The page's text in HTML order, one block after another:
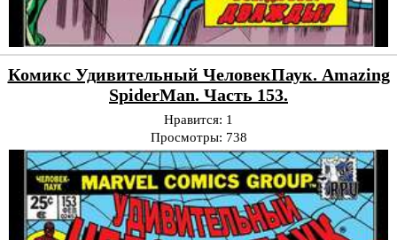
Комикс Удивительный ЧеловекПаук. Amazing
SpiderMan. Часть 153.
Нравится: 1
Просмотры: 738